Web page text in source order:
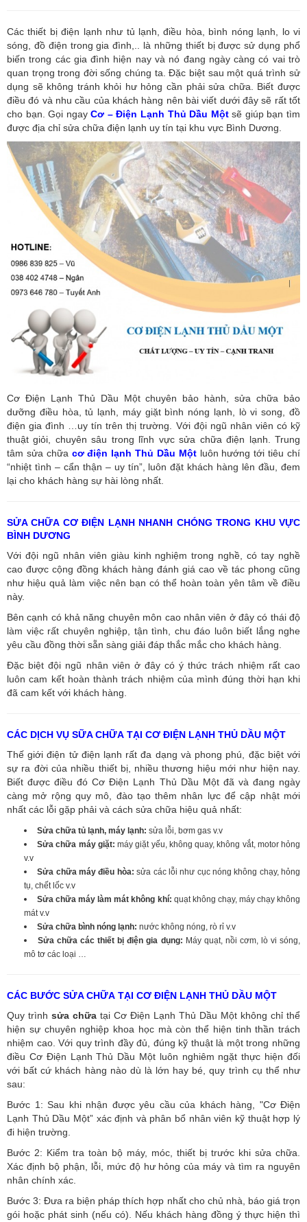
Các thiết bị điện lạnh như tủ lạnh, điều hòa, bình nóng lạnh, lo vi
sóng, đồ điện trong gia đình,.. là những thiết bị được sử dụng phổ
biến trong các gia đình hiện nay và nó đang ngày càng có vai trò
quan trọng trong đời sống chúng ta. Đặc biệt sau một quá trình sử
dụng sẽ không tránh khỏi hư hỏng cần phải sửa chữa. Biết được
điều đó và nhu cầu của khách hàng nên bài viết dưới đây sẽ rất tốt
cho bạn. Gọi ngayCơ – Điện Lạnh Thủ Dầu Một sẽ giúp bạn tìm
được địa chỉ sửa chữa điện lạnh uy tín tại khu vực Bình Dương.
Cơ Điện Lạnh Thủ Dầu Một chuyên bảo hành, sửa chữa bảo
dưỡng điều hòa, tủ lạnh, máy giặt bình nóng lạnh, lò vi song, đồ
điện gia đình …uy tín trên thị trường. Với đội ngũ nhân viên có kỹ
thuật giỏi, chuyên sâu trong lĩnh vực sửa chữa điện lạnh. Trung
tâm sửa chữa cơ điện lạnh Thủ Dầu Mộtluôn hướng tới tiêu chí
“nhiệt tình – cẩn thận – uy tín”, luôn đặt khách hàng lên đầu, đem
lại cho khách hàng sự hài lòng nhất.
SỬA CHỮA CƠ ĐIỆN LẠNH NHANH CHÓNG TRONG KHU VỰC
BÌNH DƯƠNG
Với đội ngũ nhân viên giàu kinh nghiệm trong nghề, có tay nghề
cao được cộng đồng khách hàng đánh giá cao về tác phong cũng
như hiệu quả làm việc nên bạn có thể hoàn toàn yên tâm về điều
này.
Bên cạnh có khả năng chuyên môn cao nhân viên ở đây có thái độ
làm việc rất chuyên nghiệp, tận tình, chu đáo luôn biết lắng nghe
yêu cầu đồng thời sẵn sàng giải đáp thắc mắc cho khách hàng.
Đặc biệt đội ngũ nhân viên ở đây có ý thức trách nhiệm rất cao
luôn cam kết hoàn thành trách nhiệm của mình đúng thời hạn khi
đã cam kết với khách hàng.
CÁC DỊCH VỤ SỮA CHỮA TẠI CƠ ĐIỆN LẠNH THỦ DẦU MỘT
Thế giới điện tử điện lạnh rất đa dạng và phong phú, đặc biệt với
sự ra đời của nhiều thiết bị, nhiều thương hiệu mới như hiện nay.
Biết được điều đó Cơ Điện Lạnh Thủ Dầu Một đã và đang ngày
càng mở rộng quy mô, đào tạo thêm nhân lực để cập nhật mới
nhất các lỗi gặp phải và cách sửa chữa hiệu quả nhất:
Sửa chữa tủ lạnh, máy lạnh: sửa lỗi, bơm gas v.v
Sửa chữa máy giặt:máy giặt yếu, không quay, không vắt, motor hỏng
v.v
Sửa chữa máy điều hòa: sửa các lỗi như cục nóng không chạy, hỏng
tụ, chết lốc v.v
Sửa chữa máy làm mát không khí: quạt không chạy, máy chạy không
mát v.v
Sửa chữa bình nóng lạnh: nước không nóng, rò rỉ v.v
Sửa chữa các thiết bị điện gia dụng: Máy quạt, nồi cơm, lò vi sóng,
mô tơ các loại …
CÁC BƯỚC SỬA CHỮA TẠI CƠ ĐIỆN LẠNH THỦ DẦU MỘT
Quy trình sửa chữa tại Cơ Điện Lạnh Thủ Dầu Một không chỉ thể
hiện sự chuyên nghiệp khoa học mà còn thể hiện tinh thần trách
nhiệm cao. Với quy trình đầy đủ, đúng kỹ thuật là một trong những
điều Cơ Điện Lạnh Thủ Dầu Một luôn nghiêm ngặt thực hiện đối
với bất cứ khách hàng nào dù là lớn hay bé, quy trình cụ thể như
sau:
Bước 1: Sau khi nhận được yêu cầu của khách hàng, "Cơ Điện
Lạnh Thủ Dầu Một” xác định và phân bổ nhân viên kỹ thuật hợp lý
đi hiện trường.
Bước 2: Kiểm tra toàn bộ máy, móc, thiết bị trước khi sửa chữa.
Xác định bộ phận, lỗi, mức độ hư hỏng của máy và tìm ra nguyên
nhân chính xác.
Bước 3: Đưa ra biện pháp thích hợp nhất cho chủ nhà, báo giá trọn
gói hoặc phát sinh (nếu có). Nếu khách hàng đồng ý thực hiện thì